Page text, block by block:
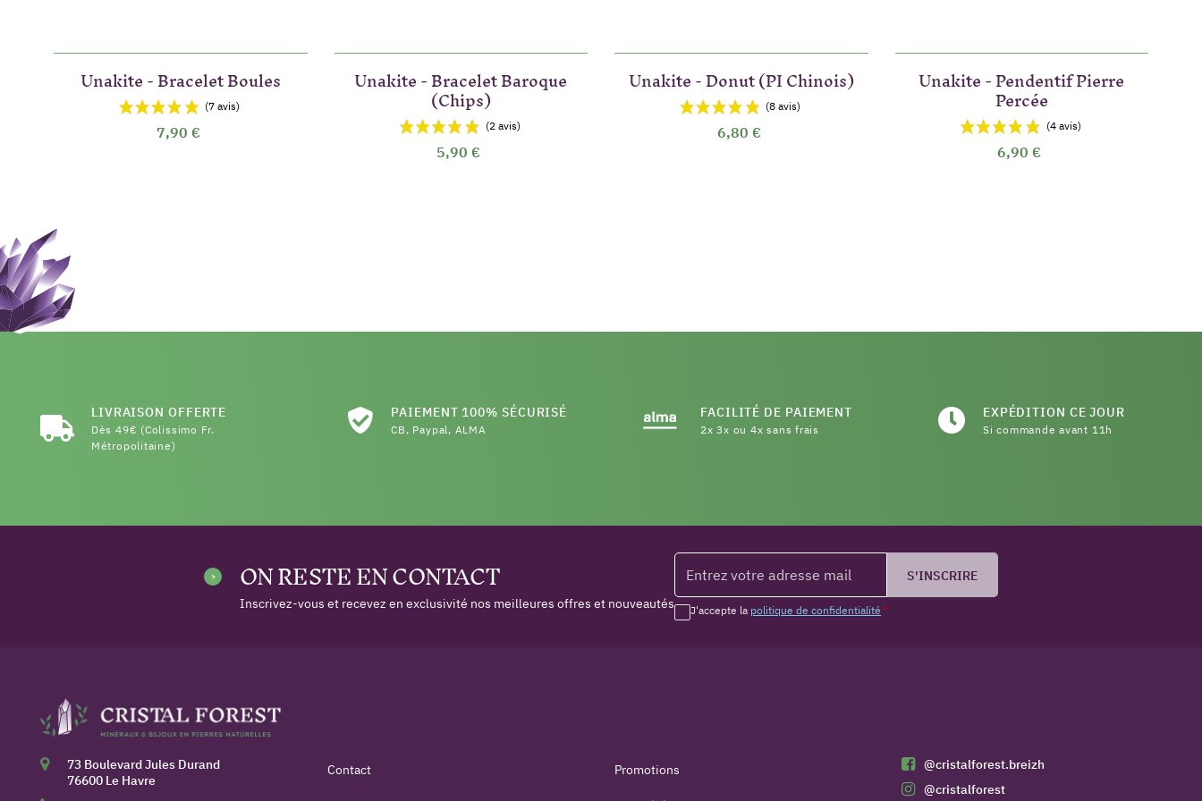
Unakite - Bracelet Boules
7,90 €
Unakite - Bracelet Baroque
(Chips)
5,90 €
Unakite - Donut (PI Chinois)
6,80 €
Unakite - Pendentif Pierre
Percée
6,90 €
LIVRAISON OFFERTE
Dès 49€ (Colissimo Fr.
Métropolitaine)
PAIEMENT 100% SÉCURISÉ
CB, Paypal, ALMA
FACILITÉ DE PAIEMENT
2x 3x ou 4x sans frais
EXPÉDITION CE JOUR
Si commande avant 11h
ON RESTE EN CONTACT
Inscrivez-vous et recevez en exclusivité nos meilleures offres et nouveautés J'accepte la politique de confidentialité *
S'INSCRIRE
73 Boulevard Jules Durand
76600 Le Havre
Contact Promotions
@cristalforest.breizh
@cristalforest